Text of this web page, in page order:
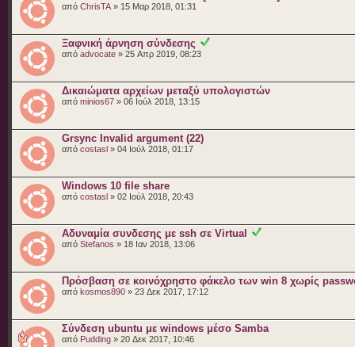
από ChrisTA » 15 Μαρ 2018, 01:31
Ξαφνική άρνηση σύνδεσης
από advocate » 25 Απρ 2019, 08:23
Δικαιώματα αρχείων μεταξύ υπολογιστών
από minios67 » 06 Ιούλ 2018, 13:15
Grsync Invalid argument (22)
από costasl » 04 Ιούλ 2018, 01:17
Windows 10 file share
από costasl » 02 Ιούλ 2018, 20:43
Αδυναμία συνδεσης με ssh σε Virtual
από Stefanos » 18 Ιαν 2018, 13:06
Πρόσβαση σε κοινόχρηστο φάκελο των win 8 χωρίς
από kosmos890 » 23 Δεκ 2017, 17:12
Σύνδεση ubuntu με windows μέσο Samba
από Pudding » 20 Δεκ 2017, 10:46